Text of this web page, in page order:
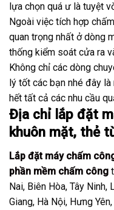
lựa chọn quá ư là tuyệt
Ngoài việc tích hợp
quan trọng nhất ở dòng
thống kiểm soát cửa ra
Không chỉ các dòng
lý tốt các bạn nhé đây
hết tất cả các nhu cầu
Địa chỉ lắp đặt
khuôn mặt, thẻ
Lắp đặt máy chấm
phần mềm chấm công
Nai, Biên Hòa, Tây Ninh,
Giang, Hà Nội, Hưng